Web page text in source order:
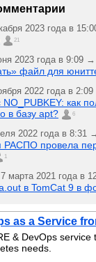
2023 года в
21
2023 года в 9:09 →
файл для
2022 года в
как
в базу apt?
6
2022 года в 8:31
РАСПО провела
1
7 марта 2021 года в
в TomCat 9 в
as a Service
& DevOps service
needs.